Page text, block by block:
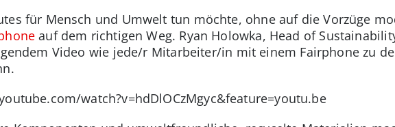
für Mensch und Umwelt tun möchte, ohne auf die Vorzüge
auf dem richtigen Weg. Ryan Holowka, Head of
Video wie jede/r Mitarbeiter/in mit einem Fairphone zu
watch?v=hdDlOCzMgyc&feature=youtu.be